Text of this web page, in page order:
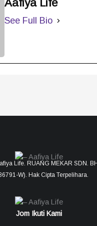
Aafiya Life
See Full Bio
Life. RUANG MEKAR SDN.
W). Hak Cipta Terpelihara.
Jom Ikuti Kami